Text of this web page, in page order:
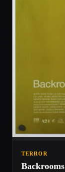
TERROR
Backrooms